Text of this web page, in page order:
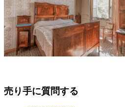
売り手に質問する